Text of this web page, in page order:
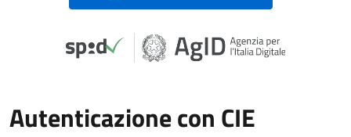
Autenticazione con CIE